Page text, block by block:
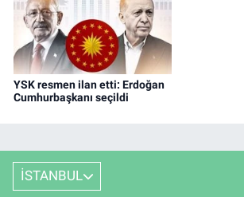
YSK resmen ilan etti: Erdoğan
Cumhurbaşkanı seçildi
İSTANBUL